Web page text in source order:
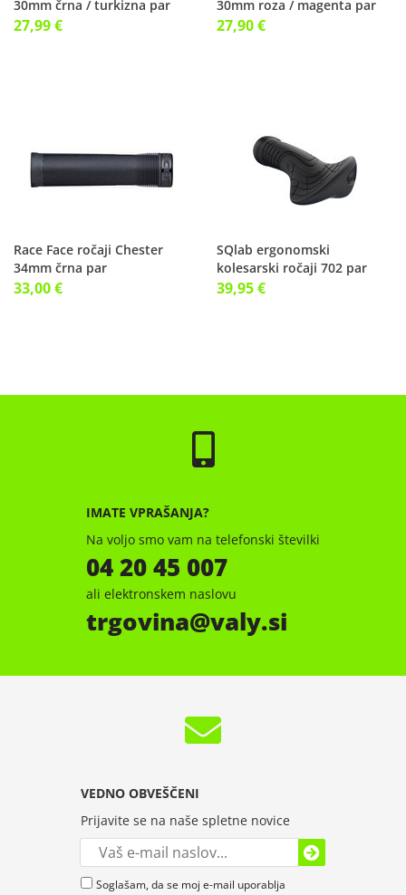
30mm črna / turkizna par
27,99 €
30mm roza / magenta par
27,90 €
Race Face ročaji Chester
34mm črna par
33,00 €
SQlab ergonomski
kolesarski ročaji 702 par
39,95 €
IMATE VPRAŠANJA?
Na voljo smo vam na telefonski številki
04 20 45 007
ali elektronskem naslovu
trgovina valy.si
VEDNO OBVEŠČENI
Prijavite se na naše spletne novice
Soglašam, da se moj e-mail uporablja